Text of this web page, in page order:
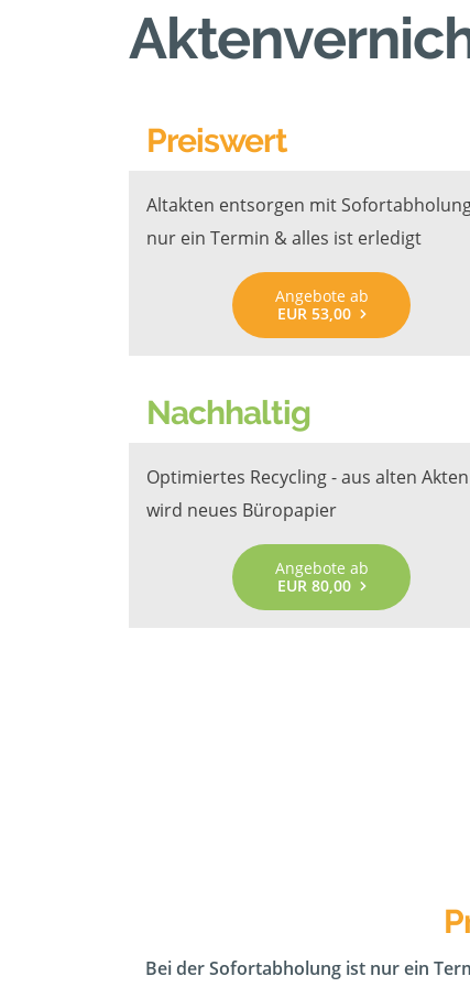
Preiswert
Altakten entsorgen mit
nur ein Termin & alles ist erledigt
Angebote ab
EUR 53,00
Nachhaltig
Optimiertes Recycling - aus alten Akten
wird neues Büropapier
Angebote ab
EUR 80,00
Bei der Sofortabholung ist nur ein